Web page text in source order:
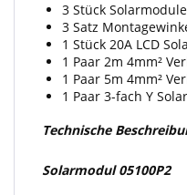
3 Stück
3 Satz
1 Stück 20A LCD
1 Paar 2m 4mm²
1 Paar 5m 4mm²
1 Paar 3-fach Y
Technische
Solarmodul05100P2